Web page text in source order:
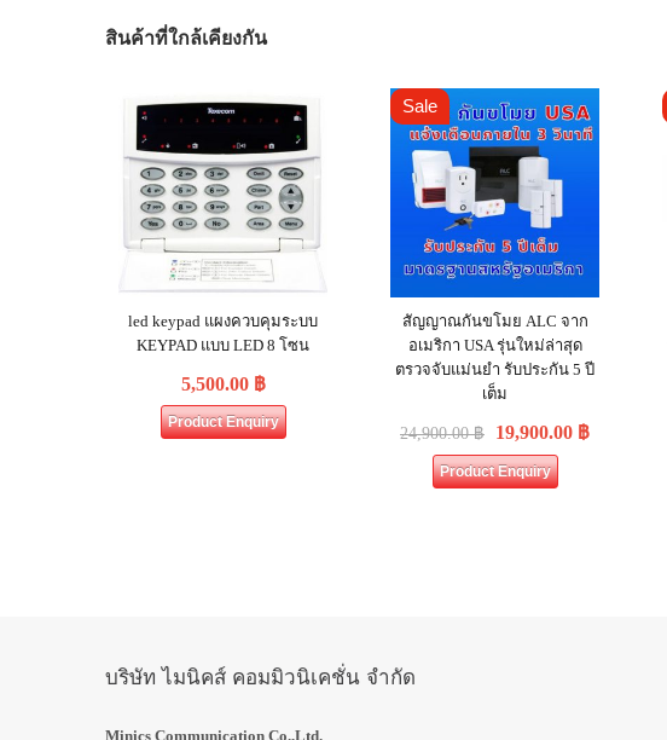
สินค้าที่ใกล้เคียงกัน
led keypad แผงควบคุมระบบ
KEYPAD แบบ LED 8 โซน
5,500.00 ฿
Product Enquiry
Sale
สัญญาณกันขโมย ALC จาก
อเมริกา USA รุ่นใหม่ล่าสุด
ตรวจจับแม่นยำ รับประกัน 5 ปี
เต็ม
24,900.00฿ 19,900.00 ฿
Product Enquiry
บริษัท ไมนิคส์ คอมมิวนิเคชั่น จำกัด
Minics Communication Co.,Ltd.